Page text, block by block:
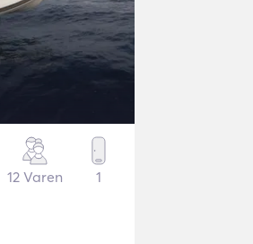
12 Varen 1